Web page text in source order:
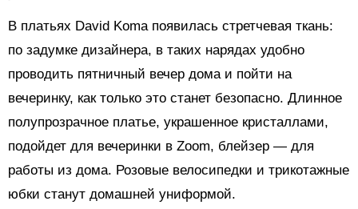
В платьях David Koma появилась стретчевая ткань:
по задумке дизайнера, в таких нарядах удобно
проводить пятничный вечер дома и пойти на
вечеринку, как только это станет безопасно. Длинное
полупрозрачное платье, украшенное кристаллами,
подойдет для вечеринки в Zoom, блейзер — для
работы из дома. Розовые велосипедки и трикотажные
юбки станут домашней униформой.